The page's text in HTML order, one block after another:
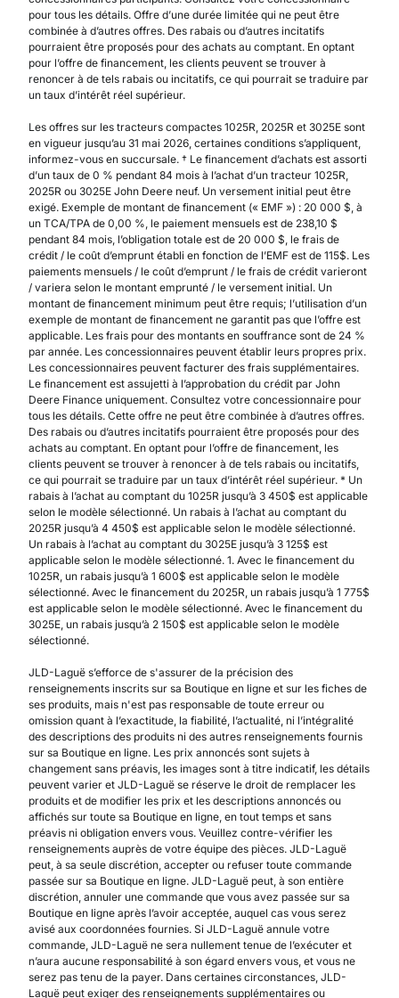
pour tous les détails. Offre d’une durée limitée qui ne peut être
combinée à d’autres offres. Des rabais ou d’autres incitatifs
pourraient être proposés pour des achats au comptant. En optant
pour l’offre de financement, les clients peuvent se trouver à
renoncer à de tels rabais ou incitatifs, ce qui pourrait se traduire par
un taux d’intérêt réel supérieur.
Les offres sur les tracteurs compactes 1025R, 2025R et 3025E sont
en vigueur jusqu’au 31 mai 2026, certaines conditions s’appliquent,
informez-vous en succursale. † Le financement d’achats est assorti
d’un taux de 0 % pendant 84 mois à l’achat d’un tracteur 1025R,
2025R ou 3025E John Deere neuf. Un versement initial peut être
exigé. Exemple de montant de financement (« EMF ») : 20 000 $, à
un TCA/TPA de 0,00 %, le paiement mensuels est de 238,10 $
pendant 84 mois, l’obligation totale est de 20 000 $, le frais de
crédit / le coût d’emprunt établi en fonction de l’EMF est de 115$. Les
paiements mensuels / le coût d’emprunt / le frais de crédit varieront
/ variera selon le montant emprunté / le versement initial. Un
montant de financement minimum peut être requis; l’utilisation d’un
exemple de montant de financement ne garantit pas que l’offre est
applicable. Les frais pour des montants en souffrance sont de 24 %
par année. Les concessionnaires peuvent établir leurs propres prix.
Les concessionnaires peuvent facturer des frais supplémentaires.
Le financement est assujetti à l’approbation du crédit par John
Deere Finance uniquement. Consultez votre concessionnaire pour
tous les détails. Cette offre ne peut être combinée à d’autres offres.
Des rabais ou d’autres incitatifs pourraient être proposés pour des
achats au comptant. En optant pour l’offre de financement, les
clients peuvent se trouver à renoncer à de tels rabais ou incitatifs,
ce qui pourrait se traduire par un taux d’intérêt réel supérieur. * Un
rabais à l’achat au comptant du 1025R jusqu’à 3 450$ est applicable
selon le modèle sélectionné. Un rabais à l’achat au comptant du
2025R jusqu’à 4 450$ est applicable selon le modèle sélectionné.
Un rabais à l’achat au comptant du 3025E jusqu’à 3 125$ est
applicable selon le modèle sélectionné. 1. Avec le financement du
1025R, un rabais jusqu’à 1 600$ est applicable selon le modèle
sélectionné. Avec le financement du 2025R, un rabais jusqu’à 1 775$
est applicable selon le modèle sélectionné. Avec le financement du
3025E, un rabais jusqu’à 2 150$ est applicable selon le modèle
sélectionné.
JLD-Laguë s’efforce de s'assurer de la précision des
renseignements inscrits sur sa Boutique en ligne et sur les fiches de
ses produits, mais n'est pas responsable de toute erreur ou
omission quant à l’exactitude, la fiabilité, l’actualité, ni l’intégralité
des descriptions des produits ni des autres renseignements fournis
sur sa Boutique en ligne. Les prix annoncés sont sujets à
changement sans préavis, les images sont à titre indicatif, les détails
peuvent varier et JLD-Laguë se réserve le droit de remplacer les
produits et de modifier les prix et les descriptions annoncés ou
affichés sur toute sa Boutique en ligne, en tout temps et sans
préavis ni obligation envers vous. Veuillez contre-vérifier les
renseignements auprès de votre équipe des pièces. JLD-Laguë
peut, à sa seule discrétion, accepter ou refuser toute commande
passée sur sa Boutique en ligne. JLD-Laguë peut, à son entière
discrétion, annuler une commande que vous avez passée sur sa
Boutique en ligne après l’avoir acceptée, auquel cas vous serez
avisé aux coordonnées fournies. Si JLD-Laguë annule votre
commande, JLD-Laguë ne sera nullement tenue de l’exécuter et
n’aura aucune responsabilité à son égard envers vous, et vous ne
serez pas tenu de la payer. Dans certaines circonstances, JLD-
Laguë peut exiger des renseignements supplémentaires ou